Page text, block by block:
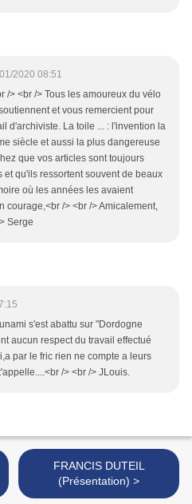
2020 08:51
/> <br /> Tous les amoureux du vélo
et vous remercient pour
d'archiviste. La toile ... : l'invention la
siècle et aussi la plus dangereuse
que vos articles sont toujours
et qu'ils ressortent souvent de beaux
où les années les avaient
courage,<br /> <br /> Amicalement,
Serge
s'est abattu sur "Dordogne
aucun respect du travail effectué
par le fric rien ne compte a leurs
/> <br /> JLouis.
FRANCIS DUTEIL
(Présentation) >